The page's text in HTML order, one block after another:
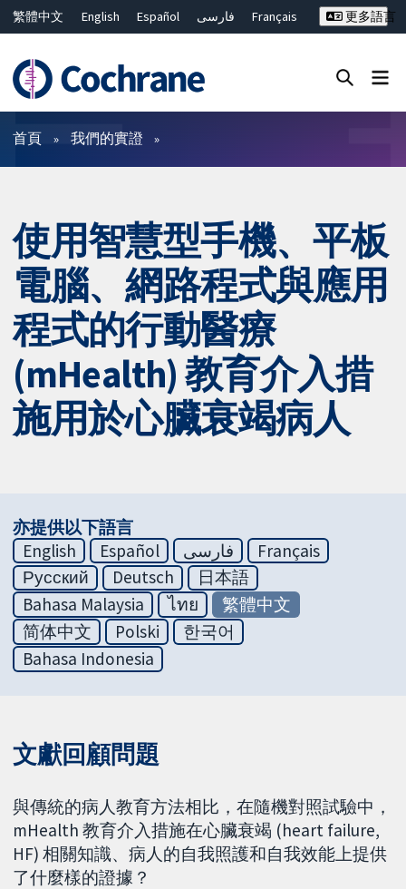
繁體中文 English Español فارسی
Français
ไทย
简体中文
更多語言
篩選條件
首頁 我們的實證
使用智慧型手機、平板
電腦、網路程式與應用
程式的行動醫療
(mHealth) 教育介入措
施用於心臟衰竭病人
亦提供以下語言
English
Español فارسی
Français
Русский
Deutsch
日本語
Bahasa Malaysia
ไทย
繁體中文
简体中文
Polski
한국어
Bahasa Indonesia
文獻回顧問題
與傳統的病人教育方法相比，在隨機對照試驗中，
mHealth 教育介入措施在心臟衰竭 (heart failure,
HF) 相關知識、病人的自我照護和自我效能上提供
了什麼樣的證據？